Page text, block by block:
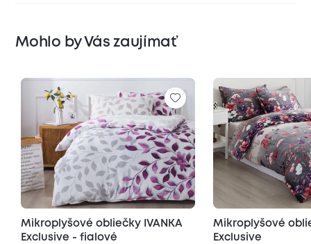
Mohlo by Vás zaujímať
Mikroplyšové obliečky IVANKA
Exclusive - fialové
Mikroplyšové
Exclusive